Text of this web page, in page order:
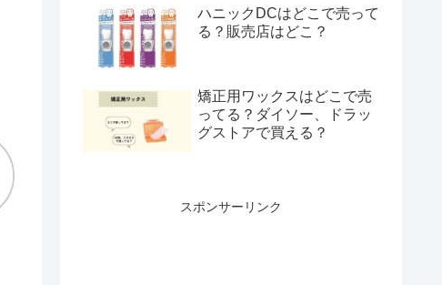
ハニックDCはどこで売って
る？販売店はどこ？
矯正用ワックスはどこで売
ってる？ダイソー、ドラッ
グストアで買える？
スポンサーリンク